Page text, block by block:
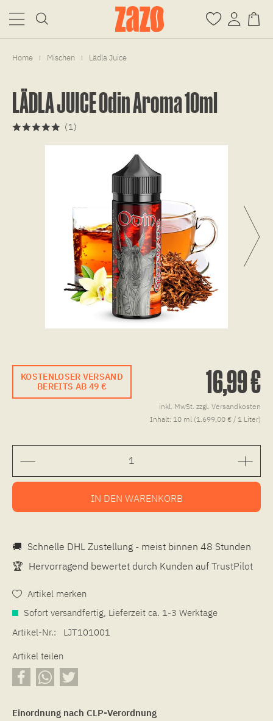
Home | Mischen | Lädla Juice
LÄDLA JUICE Odin Aroma 10ml
(1 )
KOSTENLOSER VERSAND
BEREITS AB 49 €
16,99 €
inkl. MwSt. zzgl. Versandkosten
Inhalt: 10 ml (1.699,00 € / 1 Liter)
IN DEN WARENKORB
🚚 Schnelle DHL Zustellung - meist binnen 48 Stunden
🏆 Hervorragend bewertet durch Kunden auf TrustPilot
Artikel merken
Sofort versandfertig, Lieferzeit ca. 1-3 Werktage
Artikel-Nr.:
LJT101001
Artikel teilen
Einordnung nach CLP-Verordnung